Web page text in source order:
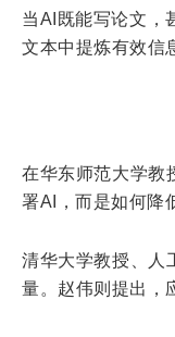
当AI既能写论文，
文本中提炼有效信
在华东师范大学教
署AI，而是如何降
清华大学教授、人
量。赵伟则提出，